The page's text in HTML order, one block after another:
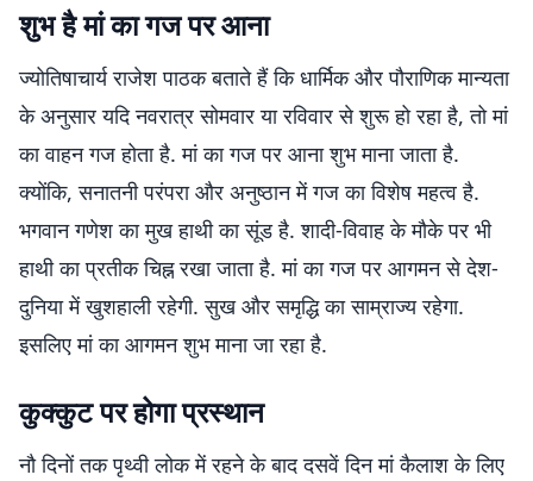
शुभ है मां का गज पर आना
ज्योतिषाचार्य राजेश पाठक बताते हैं कि धार्मिक और पौराणिक मान्यता
के अनुसार यदि नवरात्र सोमवार या रविवार से शुरू हो रहा है, तो मां
का वाहन गज होता है. मां का गज पर आना शुभ माना जाता है.
क्योंकि, सनातनी परंपरा और अनुष्ठान में गज का विशेष महत्व है.
भगवान गणेश का मुख हाथी का सूंड है. शादी-विवाह के मौके पर भी
हाथी का प्रतीक चिह्न रखा जाता है. मां का गज पर आगमन से देश-
दुनिया में खुशहाली रहेगी. सुख और समृद्धि का साम्राज्य रहेगा.
इसलिए मां का आगमन शुभ माना जा रहा है.
कुक्कुट पर होगा प्रस्थान
नौ दिनों तक पृथ्वी लोक में रहने के बाद दसवें दिन मां कैलाश के लिए